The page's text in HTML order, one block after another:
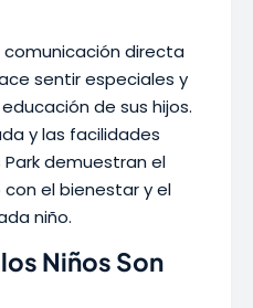
directa
sentir especiales y
de sus hijos.
y las facilidades
demuestran el
el bienestar y el
niño.
Niños Son